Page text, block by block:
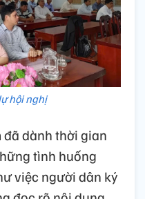
hội nghị
đã dành thời gian
tình huống
việc người dân ký